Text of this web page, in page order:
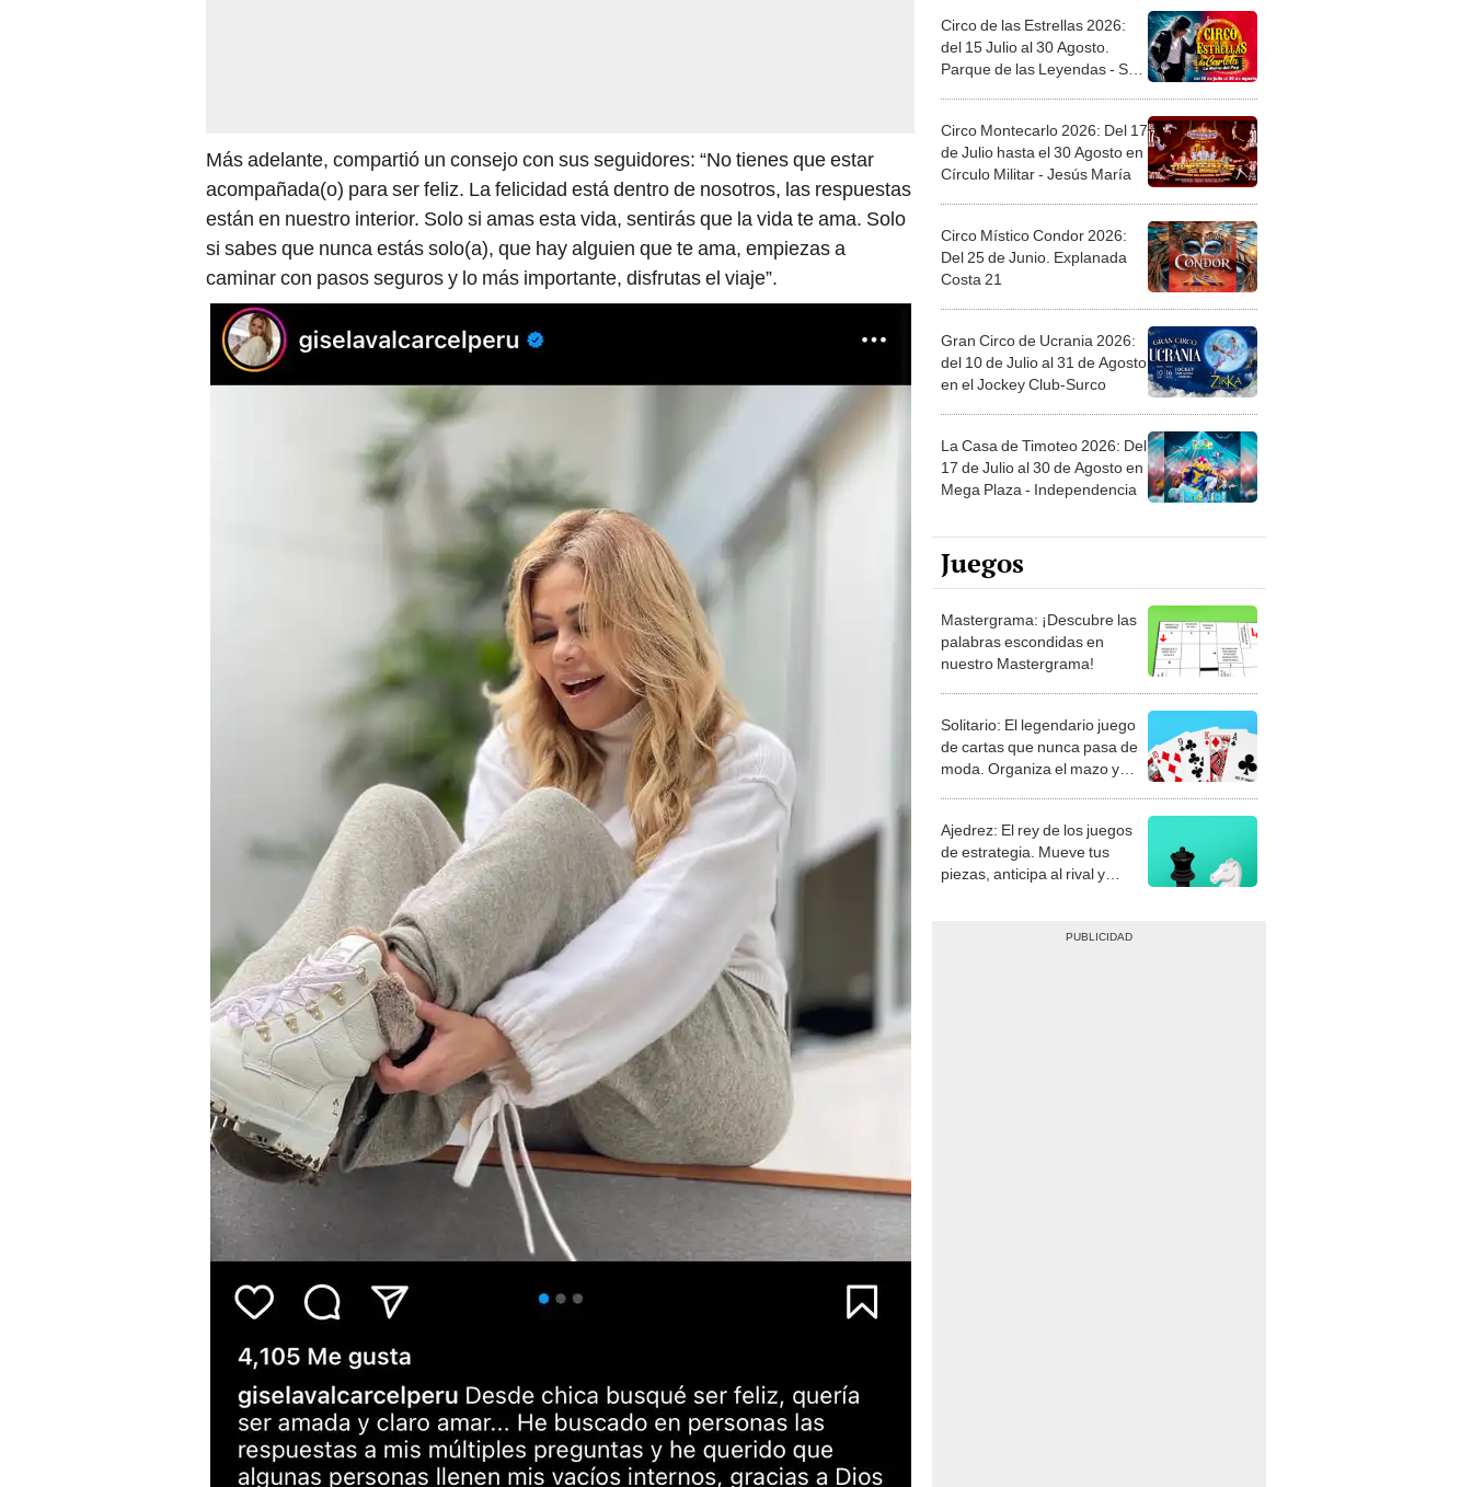
Más adelante, compartió un consejo con sus seguidores: “No tienes que estar
acompañada(o) para ser feliz. La felicidad está dentro de nosotros, las respuestas
están en nuestro interior. Solo si amas esta vida, sentirás que la vida te ama. Solo
si sabes que nunca estás solo(a), que hay alguien que te ama, empiezas a
caminar con pasos seguros y lo más importante, disfrutas el viaje”.
Circo de las Estrellas 2026:
del 15 Julio al 30 Agosto.
Parque de las Leyendas - San
Circo Montecarlo 2026: Del 17
de Julio hasta el 30 Agosto en
Círculo Militar - Jesús María
Circo Místico Condor 2026:
Del 25 de Junio. Explanada
Costa 21
Gran Circo de Ucrania 2026:
del 10 de Julio al 31 de Agosto
en el Jockey Club-Surco
La Casa de Timoteo 2026: Del
17 de Julio al 30 de Agosto en
Mega Plaza - Independencia
Juegos
Mastergrama: ¡Descubre las
palabras escondidas en
nuestro Mastergrama!
Solitario: El legendario juego
de cartas que nunca pasa de
moda. Organiza el mazo y
Ajedrez: El rey de los juegos
de estrategia. Mueve tus
piezas, anticipa al rival y